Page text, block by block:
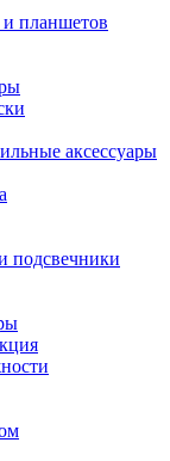
планшетов
аксессуары
подсвечники